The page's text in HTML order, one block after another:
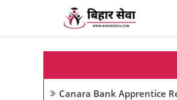
content
Canara Bank Apprentice